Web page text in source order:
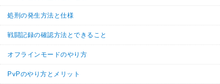
処刑の発生方法と仕様
戦闘記録の確認方法とできること
オフラインモードのやり方
PvPのやり方とメリット